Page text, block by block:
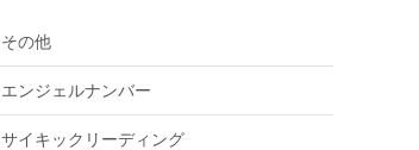
その他
エンジェルナンバー
サイキックリーディング